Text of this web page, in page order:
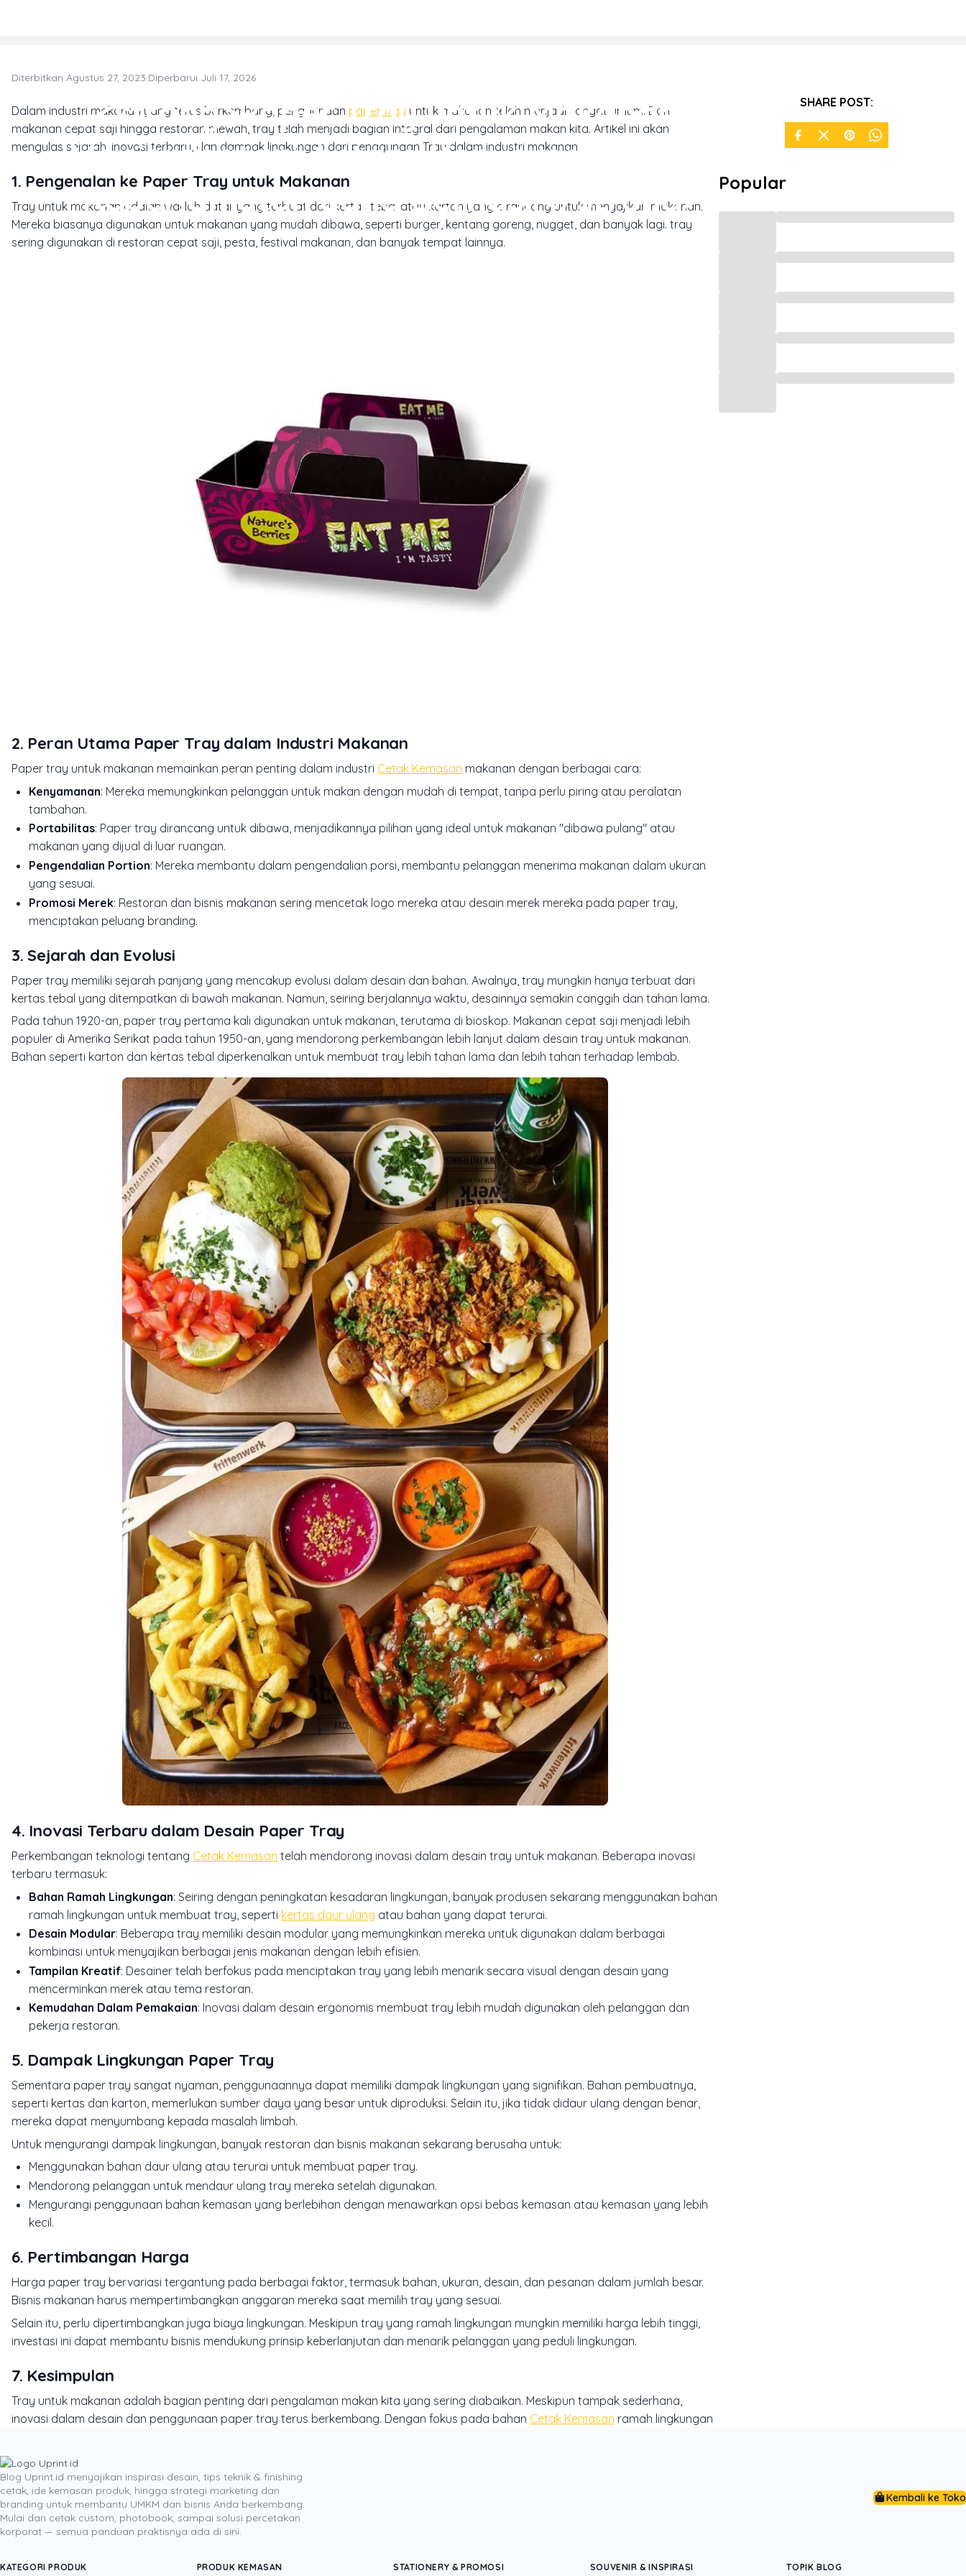
<strong>Paper Tray untuk Makanan:
Menjembatani Antara Kenyamanan dan
Keberlanjutan yang Berhasil</strong>
Diterbitkan Agustus 27, 2023·Diperbarui Juli 17, 2026
Dalam industri makanan yang terus berkembang, penggunaan paper tray untuk makanan telah menjadi sangat umum. Dari
makanan cepat saji hingga restoran mewah, tray telah menjadi bagian integral dari pengalaman makan kita. Artikel ini akan
mengulas sejarah, inovasi terbaru, dan dampak lingkungan dari penggunaan Tray dalam industri makanan.
1. Pengenalan ke Paper Tray untuk Makanan
Tray untuk makanan adalah wadah datar yang terbuat dari kertas tebal atau karton yang dirancang untuk menyajikan makanan.
Mereka biasanya digunakan untuk makanan yang mudah dibawa, seperti burger, kentang goreng, nugget, dan banyak lagi. tray
sering digunakan di restoran cepat saji, pesta, festival makanan, dan banyak tempat lainnya.
2. Peran Utama Paper Tray dalam Industri Makanan
Paper tray untuk makanan memainkan peran penting dalam industri Cetak Kemasan makanan dengan berbagai cara:
Kenyamanan: Mereka memungkinkan pelanggan untuk makan dengan mudah di tempat, tanpa perlu piring atau peralatan
tambahan.
Portabilitas: Paper tray dirancang untuk dibawa, menjadikannya pilihan yang ideal untuk makanan "dibawa pulang" atau
makanan yang dijual di luar ruangan.
Pengendalian Portion: Mereka membantu dalam pengendalian porsi, membantu pelanggan menerima makanan dalam ukuran
yang sesuai.
Promosi Merek: Restoran dan bisnis makanan sering mencetak logo mereka atau desain merek mereka pada paper tray,
menciptakan peluang branding.
3. Sejarah dan Evolusi
Paper tray memiliki sejarah panjang yang mencakup evolusi dalam desain dan bahan. Awalnya, tray mungkin hanya terbuat dari
kertas tebal yang ditempatkan di bawah makanan. Namun, seiring berjalannya waktu, desainnya semakin canggih dan tahan lama.
Pada tahun 1920-an, paper tray pertama kali digunakan untuk makanan, terutama di bioskop. Makanan cepat saji menjadi lebih
populer di Amerika Serikat pada tahun 1950-an, yang mendorong perkembangan lebih lanjut dalam desain tray untuk makanan.
Bahan seperti karton dan kertas tebal diperkenalkan untuk membuat tray lebih tahan lama dan lebih tahan terhadap lembab.
4. Inovasi Terbaru dalam Desain Paper Tray
Perkembangan teknologi tentang Cetak Kemasan telah mendorong inovasi dalam desain tray untuk makanan. Beberapa inovasi
terbaru termasuk:
Bahan Ramah Lingkungan: Seiring dengan peningkatan kesadaran lingkungan, banyak produsen sekarang menggunakan bahan
ramah lingkungan untuk membuat tray, seperti kertas daur ulang atau bahan yang dapat terurai.
Desain Modular: Beberapa tray memiliki desain modular yang memungkinkan mereka untuk digunakan dalam berbagai
kombinasi untuk menyajikan berbagai jenis makanan dengan lebih efisien.
Tampilan Kreatif: Desainer telah berfokus pada menciptakan tray yang lebih menarik secara visual dengan desain yang
mencerminkan merek atau tema restoran.
Kemudahan Dalam Pemakaian: Inovasi dalam desain ergonomis membuat tray lebih mudah digunakan oleh pelanggan dan
pekerja restoran.
5. Dampak Lingkungan Paper Tray
Sementara paper tray sangat nyaman, penggunaannya dapat memiliki dampak lingkungan yang signifikan. Bahan pembuatnya,
seperti kertas dan karton, memerlukan sumber daya yang besar untuk diproduksi. Selain itu, jika tidak didaur ulang dengan benar,
mereka dapat menyumbang kepada masalah limbah.
Untuk mengurangi dampak lingkungan, banyak restoran dan bisnis makanan sekarang berusaha untuk:
Menggunakan bahan daur ulang atau terurai untuk membuat paper tray.
Mendorong pelanggan untuk mendaur ulang tray mereka setelah digunakan.
Mengurangi penggunaan bahan kemasan yang berlebihan dengan menawarkan opsi bebas kemasan atau kemasan yang lebih
kecil.
6. Pertimbangan Harga
Harga paper tray bervariasi tergantung pada berbagai faktor, termasuk bahan, ukuran, desain, dan pesanan dalam jumlah besar.
Bisnis makanan harus mempertimbangkan anggaran mereka saat memilih tray yang sesuai.
Selain itu, perlu dipertimbangkan juga biaya lingkungan. Meskipun tray yang ramah lingkungan mungkin memiliki harga lebih tinggi,
investasi ini dapat membantu bisnis mendukung prinsip keberlanjutan dan menarik pelanggan yang peduli lingkungan.
7. Kesimpulan
Tray untuk makanan adalah bagian penting dari pengalaman makan kita yang sering diabaikan. Meskipun tampak sederhana,
inovasi dalam desain dan penggunaan paper tray terus berkembang. Dengan fokus pada bahan Cetak Kemasan ramah lingkungan
Baca Juga :
DITULIS OLEH
Yustian Tenegar adalah Founder & CEO Uprint.id, pakar dengan pengalaman lebih dari 20 tahun yang menguasai tiga disiplin
SHARE POST:
Popular
Blog Uprint.id menyajikan inspirasi desain, tips teknik & finishing
cetak, ide kemasan produk, hingga strategi marketing dan
branding untuk membantu UMKM dan bisnis Anda berkembang.
Mulai dari cetak custom, photobook, sampai solusi percetakan
korporat — semua panduan praktisnya ada di sini.
Kembali ke Toko
KATEGORI PRODUK PRODUK KEMASAN STATIONERY & PROMOSI SOUVENIR & INSPIRASI TOPIK BLOG